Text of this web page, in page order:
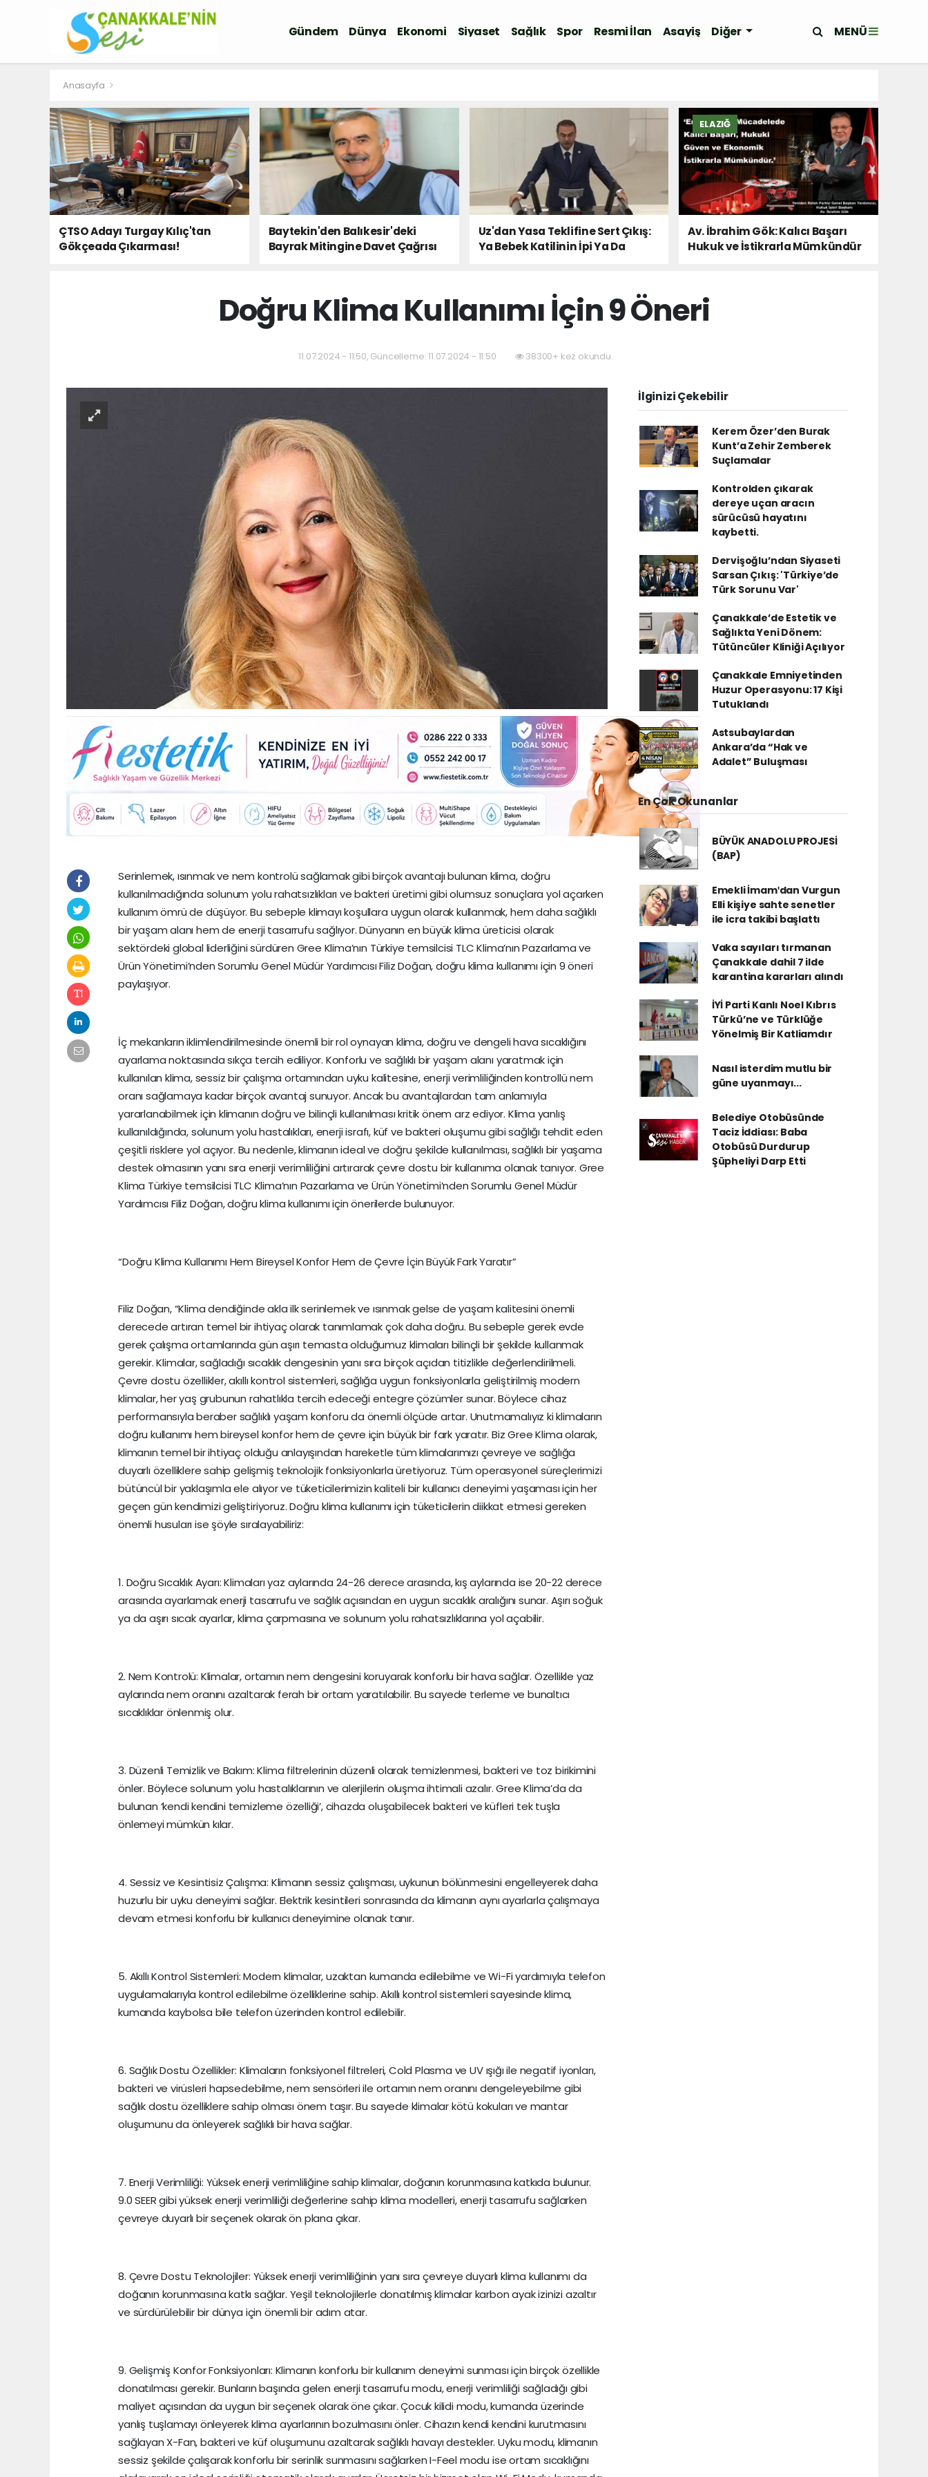
Gündem Dünya Ekonomi Siyaset Sağlık Spor Resmi İlan Asayiş Diğer MENÜ
Anasayfa
ÇTSO Adayı Turgay Kılıç'tan
Gökçeada Çıkarması!
Baytekin'den Balıkesir'deki
Bayrak Mitingine Davet Çağrısı
Uz'dan Yasa Teklifine Sert Çıkış:
Ya Bebek Katilinin İpi Ya Da
ELAZIĞ
Av. İbrahim Gök: Kalıcı Başarı
Hukuk ve İstikrarla Mümkündür
Doğru Klima Kullanımı İçin 9 Öneri
11.07.2024 - 11:50, Güncelleme: 11.07.2024 - 11:50 38300+ kez okundu.
Serinlemek, ısınmak ve nem kontrolü sağlamak gibi birçok avantajı bulunan klima, doğru
kullanılmadığında solunum yolu rahatsızlıkları ve bakteri üretimi gibi olumsuz sonuçlara yol açarken
kullanım ömrü de düşüyor. Bu sebeple klimayı koşullara uygun olarak kullanmak, hem daha sağlıklı
bir yaşam alanı hem de enerji tasarrufu sağlıyor. Dünyanın en büyük klima üreticisi olarak
sektördeki global liderliğini sürdüren Gree Klima’nın Türkiye temsilcisi TLC Klima’nın Pazarlama ve
Ürün Yönetimi’nden Sorumlu Genel Müdür Yardımcısı Filiz Doğan, doğru klima kullanımı için 9 öneri
paylaşıyor.
İç mekanların iklimlendirilmesinde önemli bir rol oynayan klima, doğru ve dengeli hava sıcaklığını
ayarlama noktasında sıkça tercih ediliyor. Konforlu ve sağlıklı bir yaşam alanı yaratmak için
kullanılan klima, sessiz bir çalışma ortamından uyku kalitesine, enerji verimliliğinden kontrollü nem
oranı sağlamaya kadar birçok avantaj sunuyor. Ancak bu avantajlardan tam anlamıyla
yararlanabilmek için klimanın doğru ve bilinçli kullanılması kritik önem arz ediyor. Klima yanlış
kullanıldığında, solunum yolu hastalıkları, enerji israfı, küf ve bakteri oluşumu gibi sağlığı tehdit eden
çeşitli risklere yol açıyor. Bu nedenle, klimanın ideal ve doğru şekilde kullanılması, sağlıklı bir yaşama
destek olmasının yanı sıra enerji verimliliğini artırarak çevre dostu bir kullanıma olanak tanıyor. Gree
Klima Türkiye temsilcisi TLC Klima’nın Pazarlama ve Ürün Yönetimi’nden Sorumlu Genel Müdür
Yardımcısı Filiz Doğan, doğru klima kullanımı için önerilerde bulunuyor.
“Doğru Klima Kullanımı Hem Bireysel Konfor Hem de Çevre İçin Büyük Fark Yaratır”
Filiz Doğan, “Klima dendiğinde akla ilk serinlemek ve ısınmak gelse de yaşam kalitesini önemli
derecede artıran temel bir ihtiyaç olarak tanımlamak çok daha doğru. Bu sebeple gerek evde
gerek çalışma ortamlarında gün aşırı temasta olduğumuz klimaları bilinçli bir şekilde kullanmak
gerekir. Klimalar, sağladığı sıcaklık dengesinin yanı sıra birçok açıdan titizlikle değerlendirilmeli.
Çevre dostu özellikler, akıllı kontrol sistemleri, sağlığa uygun fonksiyonlarla geliştirilmiş modern
klimalar, her yaş grubunun rahatlıkla tercih edeceği entegre çözümler sunar. Böylece cihaz
performansıyla beraber sağlıklı yaşam konforu da önemli ölçüde artar. Unutmamalıyız ki klimaların
doğru kullanımı hem bireysel konfor hem de çevre için büyük bir fark yaratır. Biz Gree Klima olarak,
klimanın temel bir ihtiyaç olduğu anlayışından hareketle tüm klimalarımızı çevreye ve sağlığa
duyarlı özelliklere sahip gelişmiş teknolojik fonksiyonlarla üretiyoruz. Tüm operasyonel süreçlerimizi
bütüncül bir yaklaşımla ele alıyor ve tüketicilerimizin kaliteli bir kullanıcı deneyimi yaşaması için her
geçen gün kendimizi geliştiriyoruz. Doğru klima kullanımı için tüketicilerin diikkat etmesi gereken
önemli husuları ise şöyle sıralayabiliriz:
1. Doğru Sıcaklık Ayarı: Klimaları yaz aylarında 24-26 derece arasında, kış aylarında ise 20-22 derece
arasında ayarlamak enerji tasarrufu ve sağlık açısından en uygun sıcaklık aralığını sunar. Aşırı soğuk
ya da aşırı sıcak ayarlar, klima çarpmasına ve solunum yolu rahatsızlıklarına yol açabilir.
2. Nem Kontrolü: Klimalar, ortamın nem dengesini koruyarak konforlu bir hava sağlar. Özellikle yaz
aylarında nem oranını azaltarak ferah bir ortam yaratılabilir. Bu sayede terleme ve bunaltıcı
sıcaklıklar önlenmiş olur.
3. Düzenli Temizlik ve Bakım: Klima filtrelerinin düzenli olarak temizlenmesi, bakteri ve toz birikimini
önler. Böylece solunum yolu hastalıklarının ve alerjilerin oluşma ihtimali azalır. Gree Klima’da da
bulunan ‘kendi kendini temizleme özelliği’, cihazda oluşabilecek bakteri ve küfleri tek tuşla
önlemeyi mümkün kılar.
4. Sessiz ve Kesintisiz Çalışma: Klimanın sessiz çalışması, uykunun bölünmesini engelleyerek daha
huzurlu bir uyku deneyimi sağlar. Elektrik kesintileri sonrasında da klimanın aynı ayarlarla çalışmaya
devam etmesi konforlu bir kullanıcı deneyimine olanak tanır.
5. Akıllı Kontrol Sistemleri: Modern klimalar, uzaktan kumanda edilebilme ve Wi-Fi yardımıyla telefon
uygulamalarıyla kontrol edilebilme özelliklerine sahip. Akıllı kontrol sistemleri sayesinde klima,
kumanda kaybolsa bile telefon üzerinden kontrol edilebilir.
6. Sağlık Dostu Özellikler: Klimaların fonksiyonel filtreleri, Cold Plasma ve UV ışığı ile negatif iyonları,
bakteri ve virüsleri hapsedebilme, nem sensörleri ile ortamın nem oranını dengeleyebilme gibi
sağlık dostu özelliklere sahip olması önem taşır. Bu sayede klimalar kötü kokuları ve mantar
oluşumunu da önleyerek sağlıklı bir hava sağlar.
7. Enerji Verimliliği: Yüksek enerji verimliliğine sahip klimalar, doğanın korunmasına katkıda bulunur.
9.0 SEER gibi yüksek enerji verimliliği değerlerine sahip klima modelleri, enerji tasarrufu sağlarken
çevreye duyarlı bir seçenek olarak ön plana çıkar.
8. Çevre Dostu Teknolojiler: Yüksek enerji verimliliğinin yanı sıra çevreye duyarlı klima kullanımı da
doğanın korunmasına katkı sağlar. Yeşil teknolojilerle donatılmış klimalar karbon ayak izinizi azaltır
ve sürdürülebilir bir dünya için önemli bir adım atar.
9. Gelişmiş Konfor Fonksiyonları: Klimanın konforlu bir kullanım deneyimi sunması için birçok özellikle
donatılması gerekir. Bunların başında gelen enerji tasarrufu modu, enerji verimliliği sağladığı gibi
maliyet açısından da uygun bir seçenek olarak öne çıkar. Çocuk kilidi modu, kumanda üzerinde
yanlış tuşlamayı önleyerek klima ayarlarının bozulmasını önler. Cihazın kendi kendini kurutmasını
sağlayan X-Fan, bakteri ve küf oluşumunu azaltarak sağlıklı havayı destekler. Uyku modu, klimanın
sessiz şekilde çalışarak konforlu bir serinlik sunmasını sağlarken I-Feel modu ise ortam sıcaklığını
İlginizi Çekebilir
Kerem Özer’den Burak
Kunt’a Zehir Zemberek
Suçlamalar
Kontrolden çıkarak
dereye uçan aracın
sürücüsü hayatını
kaybetti.
Dervişoğlu’ndan Siyaseti
Sarsan Çıkış: 'Türkiye’de
Türk Sorunu Var'
Çanakkale’de Estetik ve
Sağlıkta Yeni Dönem:
Tütüncüler Kliniği Açılıyor
Çanakkale Emniyetinden
Huzur Operasyonu: 17 Kişi
Tutuklandı
Astsubaylardan
Ankara’da “Hak ve
Adalet” Buluşması
En Çok Okunanlar
BÜYÜK ANADOLU PROJESİ
(BAP)
Emekli İmamʹdan Vurgun
Elli kişiye sahte senetler
ile icra takibi başlattı
Vaka sayıları tırmanan
Çanakkale dahil 7 ilde
karantina kararları alındı
İYİ Parti Kanlı Noel Kıbrıs
Türkü’ne ve Türklüğe
Yönelmiş Bir Katliamdır
Nasıl isterdim mutlu bir
güne uyanmayı...
Belediye Otobüsünde
Taciz İddiası: Baba
Otobüsü Durdurup
Şüpheliyi Darp Etti